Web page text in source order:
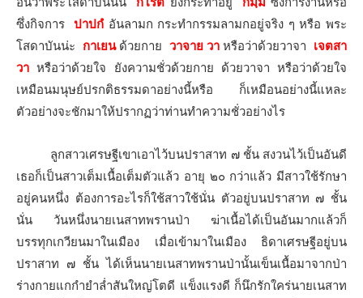
ซึ่งกิจการปาปกํ อันลามก กระทำกรรมลามกอยู่จริง ๆ หรือ พระ
โสดาบันน่ะ กาเยนด้วยกาย วาจาย วา หรือว่าด้วยวาจา เจตสา
วา หรือว่าด้วยใจ ยังความชั่วด้วยกาย ด้วยวาจา หรือว่าด้วยใจ
เหมือนมนุษย์ปรกติธรรมดาอย่างนี้หรือ ก็เหมือนอย่างนี้แหละ
ตัวอย่างจะชักมาให้ปรากฏว่าท่านทำความชั่วอย่างไร
ลูกสาวเศรษฐีเขาเอาไว้บนปราสาท ๗ ชั้น สงวนไว้เป็นอันดี
เธอก็เป็นสาวเต็มเนื้อเต็มตัวแล้ว อายุ ๒๐ กว่าแล้ว มีสาวใช้รักษา
อยู่คนหนึ่ง ต้องการอะไรก็ใช้สาวใช้นั่น ตัวอยู่บนปราสาท ๗ ชั้น
นั่น วันหนึ่งนายเนสาทพรานป่า ฆ่าเนื้อได้เป็นอันมากแล้วก็
บรรทุกเกวียนมาในเมือง เมื่อเข้ามาในเมือง ธิดาเศรษฐีอยู่บน
ปราสาท ๗ ชั้น ได้เห็นนายเนสาทพรานป่านั้นเข็นเนื้อมาจากป่า
ร่างกายแกกำยำล่ำสันใหญ่โตดี แข็งแรงดี ก็นึกรักใคร่นายเนสาท